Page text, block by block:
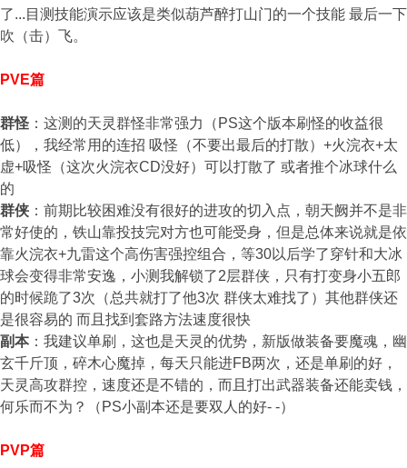
了...目测技能演示应该是类似葫芦醉打山门的一个技能 最后一下
吹（击）飞。
PVE篇
群怪 ：这测的天灵群怪非常强力（PS这个版本刷怪的收益很
低），我经常用的连招 吸怪（不要出最后的打散）+火浣衣+太
虚+吸怪（这次火浣衣CD没好）可以打散了 或者推个冰球什么
的
群侠 ：前期比较困难没有很好的进攻的切入点，朝天阙并不是非
常好使的，铁山靠投技完对方也可能受身，但是总体来说就是依
靠火浣衣+九雷这个高伤害强控组合，等30以后学了穿针和大冰
球会变得非常安逸，小测我解锁了2层群侠，只有打变身小五郎
的时候跪了3次（总共就打了他3次 群侠太难找了）其他群侠还
是很容易的 而且找到套路方法速度很快
副本 ：我建议单刷，这也是天灵的优势，新版做装备要魔魂，幽
玄千斤顶，碎木心魔掉，每天只能进FB两次，还是单刷的好，
天灵高攻群控，速度还是不错的，而且打出武器装备还能卖钱，
何乐而不为？
（PS小副本还是要双人的好- -）
PVP篇